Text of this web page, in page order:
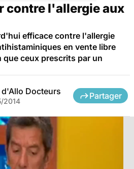
contre l'allergie aux
efficace contre l'allergie
en vente libre
ceux prescrits par un
Docteurs
2014
Partager